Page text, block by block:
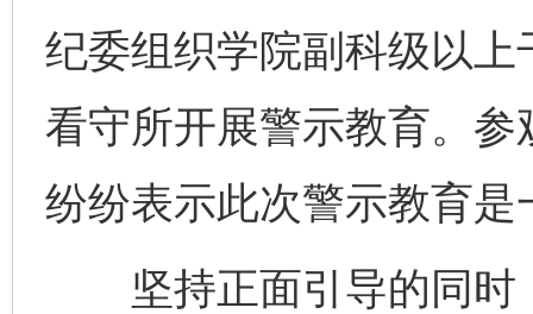
纪委组织学院副科级以
看守所开展警示教育。
纷纷表示此次警示教育
坚持正面引导的同时